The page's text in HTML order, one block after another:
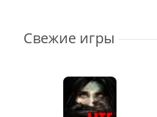
Свежие игры